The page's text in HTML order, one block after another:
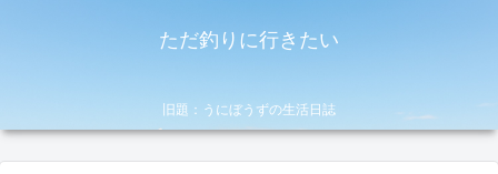
ただ釣りに行きたい
旧題：うにぼうずの生活日誌